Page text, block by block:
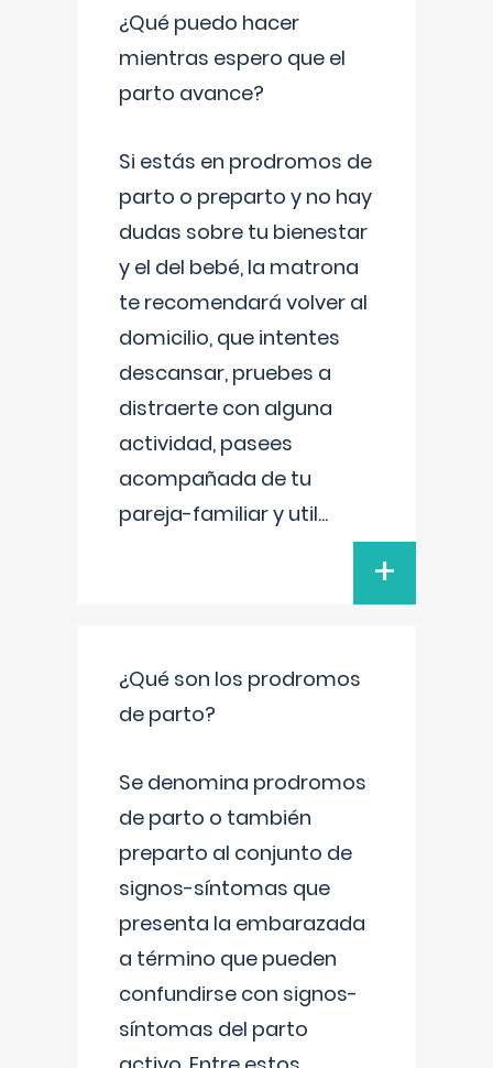
¿Qué puedo hacer
mientras espero que el
parto avance?
Si estás en prodromos de
parto o preparto y no hay
dudas sobre tu bienestar
y el del bebé, la matrona
te recomendará volver al
domicilio, que intentes
descansar, pruebes a
distraerte con alguna
actividad, pasees
acompañada de tu
pareja-familiar y util...
+
¿Qué son los prodromos
de parto?
Se denomina prodromos
de parto o también
preparto al conjunto de
signos-síntomas que
presenta la embarazada
a término que pueden
confundirse con signos-
síntomas del parto